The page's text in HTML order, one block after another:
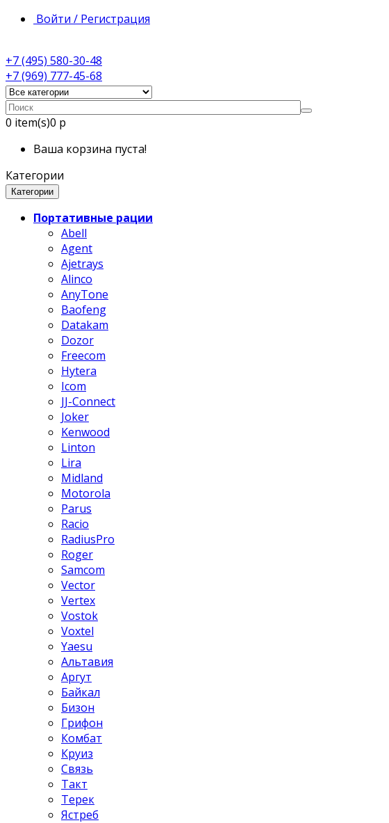
Войти / Регистрация
+7 (495) 580-30-48
+7 (969) 777-45-68
0 item(s)0 р
Ваша корзина пуста!
Категории
Категории
Портативные рации
Abell
Agent
Ajetrays
Alinco
AnyTone
Baofeng
Datakam
Dozor
Freecom
Hytera
Icom
JJ-Connect
Joker
Kenwood
Linton
Lira
Midland
Motorola
Parus
Racio
RadiusPro
Roger
Samcom
Vector
Vertex
Vostok
Voxtel
Yaesu
Альтавия
Аргут
Байкал
Бизон
Грифон
Комбат
Круиз
Связь
Такт
Терек
Ястреб